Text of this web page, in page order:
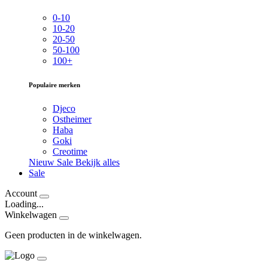
0-10
10-20
20-50
50-100
100+
Populaire merken
Djeco
Ostheimer
Haba
Goki
Creotime
Nieuw Sale Bekijk alles
Sale
Account
Loading...
Winkelwagen
Geen producten in de winkelwagen.